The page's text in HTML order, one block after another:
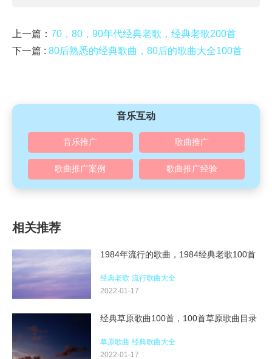
上一篇： 70，80，90年代经典老歌，经典老歌200首
下一篇 : 80后熟悉的经典歌曲，80后的歌曲大全100首
音乐互动
音乐推广 歌曲推广
歌曲推广案例 歌曲推广经验
相关推荐
1984年流行的歌曲，1984经典老歌100首
经典老歌 流行歌曲大全
2022-01-17
经典草原歌曲100首，100首草原歌曲目录
草原歌曲 经典歌曲大全
2022-01-17